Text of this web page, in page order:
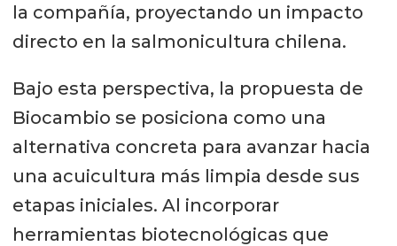
la compañía, proyectando un impacto
directo en la salmonicultura chilena.
Bajo esta perspectiva, la propuesta de
Biocambio se posiciona como una
alternativa concreta para avanzar hacia
una acuicultura más limpia desde sus
etapas iniciales. Al incorporar
herramientas biotecnológicas que